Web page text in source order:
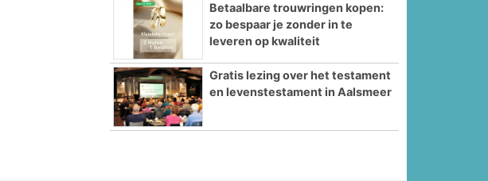
Betaalbare trouwringen kopen:
zo bespaar je zonder in te
leveren op kwaliteit
Gratis lezing over het testament
en levenstestament in Aalsmeer